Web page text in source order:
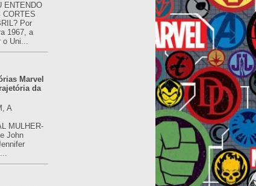
ENTENDO
CORTES
Por
1967, a
o Uni...
Marvel
da
A
MULHER-
John